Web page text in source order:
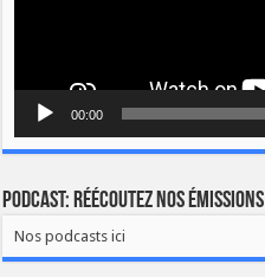
00:00
Podcast: Réécoutez nos émissions
Nos podcasts ici